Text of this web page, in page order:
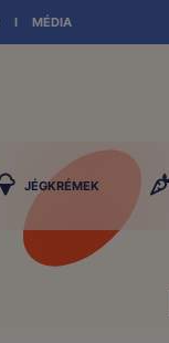
MÉDIA
JÉGKRÉMEK